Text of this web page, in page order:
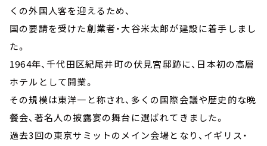
くの外国人客を迎えるため、
国の要請を受けた創業者・大谷米太郎が建設に着手しまし
た。
1964年、千代田区紀尾井町の伏見宮邸跡に、日本初の高層
ホテルとして開業。
その規模は東洋一と称され、多くの国際会議や歴史的な晩
餐会、著名人の披露宴の舞台に選ばれてきました。
過去3回の東京サミットのメイン会場となり、イギリス・